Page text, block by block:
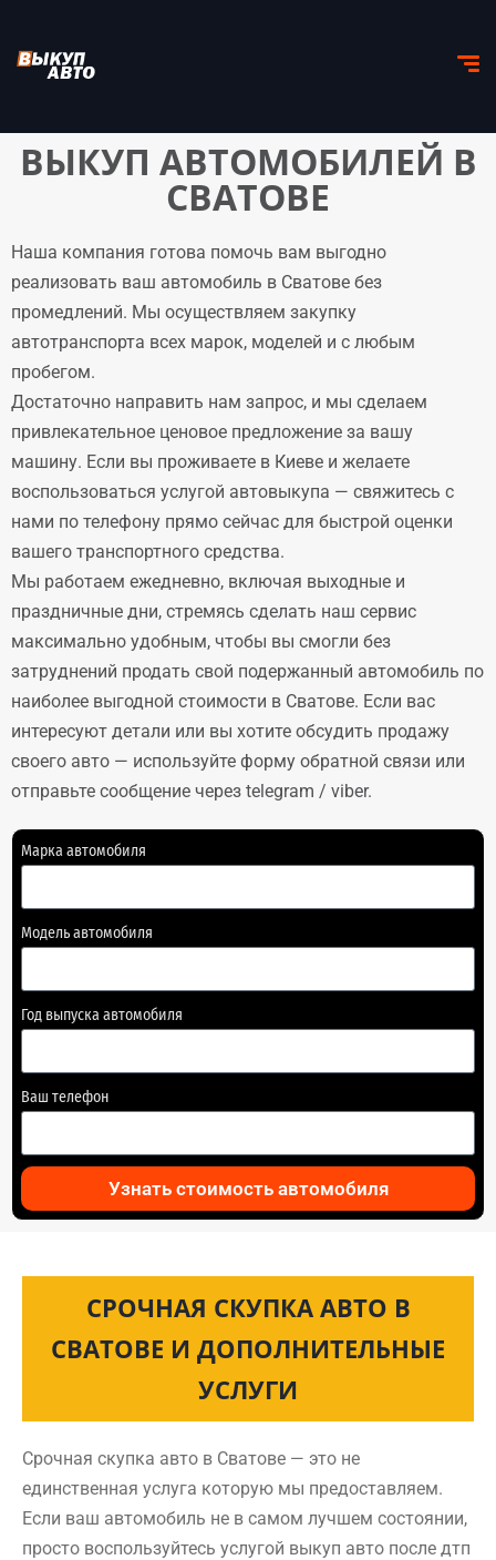
ВЫКУП АВТОМОБИЛЕЙ В
СВАТОВЕ
Наша компания готова помочь вам выгодно
реализовать ваш автомобиль в Сватове без
промедлений. Мы осуществляем закупку
автотранспорта всех марок, моделей и с любым
пробегом.
Достаточно направить нам запрос, и мы сделаем
привлекательное ценовое предложение за вашу
машину. Если вы проживаете в Киеве и желаете
воспользоваться услугой автовыкупа — свяжитесь с
нами по телефону прямо сейчас для быстрой оценки
вашего транспортного средства.
Мы работаем ежедневно, включая выходные и
праздничные дни, стремясь сделать наш сервис
максимально удобным, чтобы вы смогли без
затруднений продать свой подержанный автомобиль по
наиболее выгодной стоимости в Сватове. Если вас
интересуют детали или вы хотите обсудить продажу
своего авто — используйте форму обратной связи или
отправьте сообщение через telegram / viber.
Марка автомобиля
Модель автомобиля
Год выпуска автомобиля
Ваш телефон
Узнать стоимость автомобиля
СРОЧНАЯ СКУПКА АВТО В
СВАТОВЕ И ДОПОЛНИТЕЛЬНЫЕ
УСЛУГИ
Срочная скупка авто в Сватове — это не
единственная услуга которую мы предоставляем.
Если ваш автомобиль не в самом лучшем состоянии,
просто воспользуйтесь услугой выкуп авто после дтп